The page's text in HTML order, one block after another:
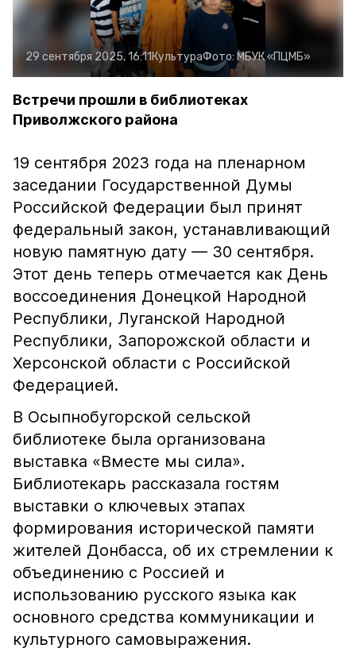
29 сентября 2025, 16:11 КультураФото: МБУК «ПЦМБ»
Встречи прошли в библиотеках
Приволжского района
19 сентября 2023 года на пленарном
заседании Государственной Думы
Российской Федерации был принят
федеральный закон, устанавливающий
новую памятную дату — 30 сентября.
Этот день теперь отмечается как День
воссоединения Донецкой Народной
Республики, Луганской Народной
Республики, Запорожской области и
Херсонской области с Российской
Федерацией.
В Осыпнобугорской сельской
библиотеке была организована
выставка «Вместе мы сила».
Библиотекарь рассказала гостям
выставки о ключевых этапах
формирования исторической памяти
жителей Донбасса, об их стремлении к
объединению с Россией и
использованию русского языка как
основного средства коммуникации и
культурного самовыражения.